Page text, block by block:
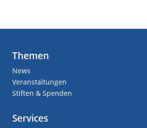
Themen
News
Veranstaltungen
Stiften & Spenden
Services